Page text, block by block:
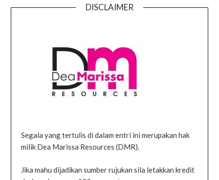
DISCLAIMER
Segala yang tertulis di dalam entri ini merupakan hak
milik Dea Marissa Resources (DMR).
Jika mahu dijadikan sumber rujukan sila letakkan kredit